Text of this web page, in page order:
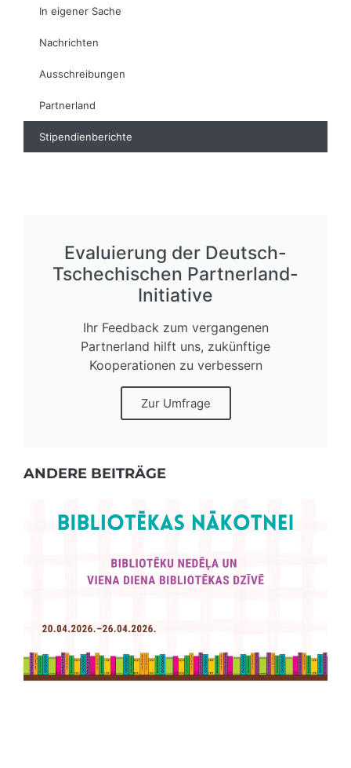
In eigener Sache
Nachrichten
Ausschreibungen
Partnerland
Stipendienberichte
Evaluierung der Deutsch-
Tschechischen Partnerland-
Initiative
Ihr Feedback zum vergangenen
Partnerland hilft uns, zukünftige
Kooperationen zu verbessern
Zur Umfrage
ANDERE BEITRÄGE